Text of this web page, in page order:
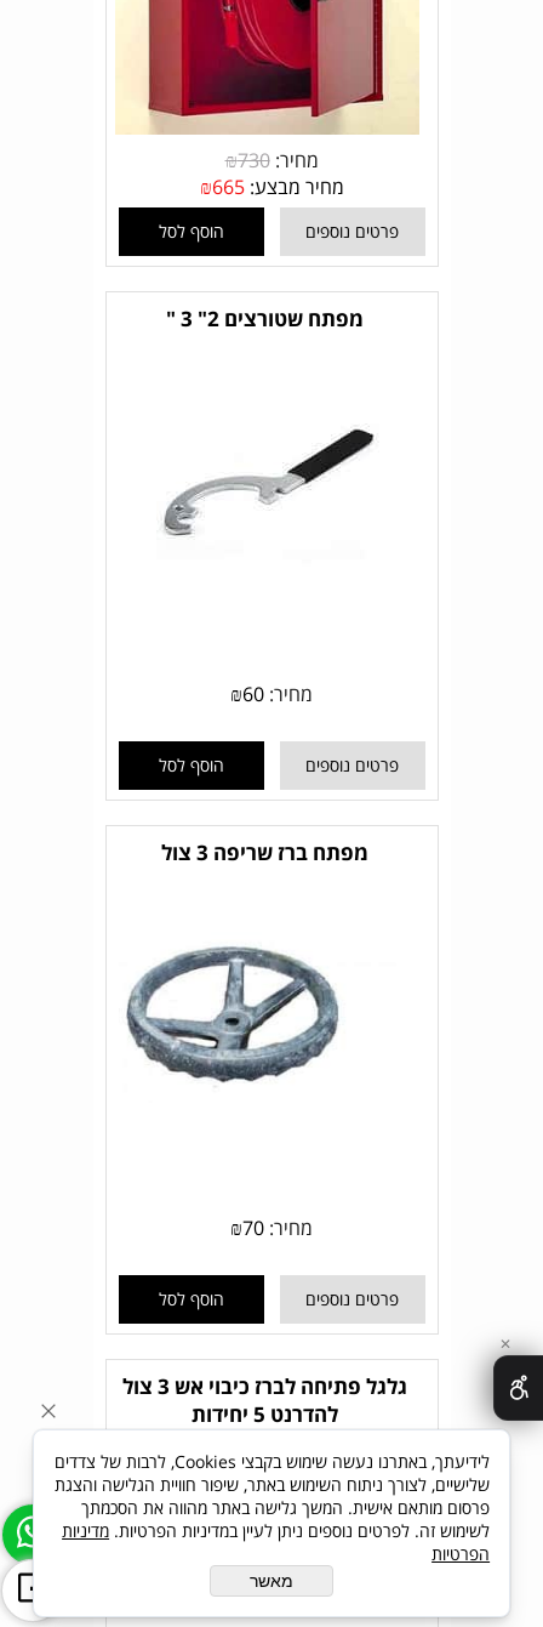
מחיר: ₪730
מחיר מבצע:
₪665
פרטים נוספים הוסף לסל
מפתח שטורצים 2" 3 "
מחיר: ₪60
פרטים נוספים הוסף לסל
מפתח ברז שריפה 3 צול
מחיר: ₪70
פרטים נוספים הוסף לסל
גלגל פתיחה לברז כיבוי אש 3 צול
להדרנט 5 יחידות
✕
לידיעתך, באתרנו נעשה שימוש בקבצי Cookies, לרבות של צדדים
שלישיים, לצורך ניתוח השימוש באתר, שיפור חוויית הגלישה והצגת
פרסום מותאם אישית. המשך גלישה באתר מהווה את הסכמתך
לשימוש זה. לפרטים נוספים ניתן לעיין במדיניות הפרטיות. מדיניות
הפרטיות
מאשר